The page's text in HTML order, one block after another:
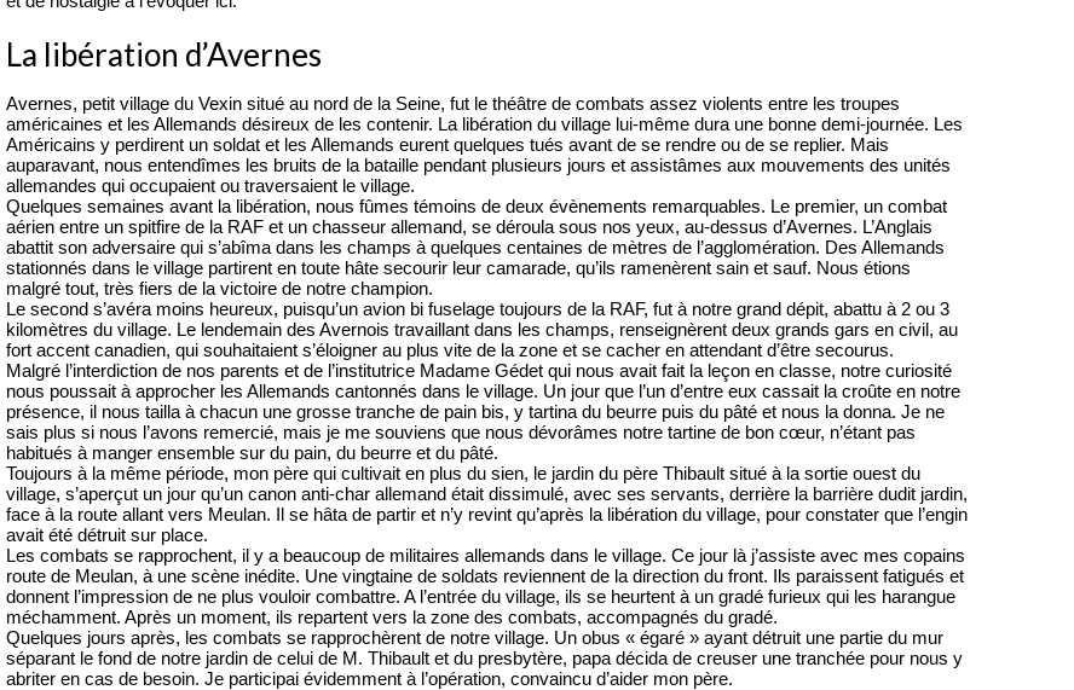
La libération d’Avernes
Avernes, petit village du Vexin situé au nord de la Seine, fut le théâtre de combats assez violents entre les troupes
américaines et les Allemands désireux de les contenir. La libération du village lui-même dura une bonne demi-journée. Les
Américains y perdirent un soldat et les Allemands eurent quelques tués avant de se rendre ou de se replier. Mais
auparavant, nous entendîmes les bruits de la bataille pendant plusieurs jours et assistâmes aux mouvements des unités
allemandes qui occupaient ou traversaient le village.
Quelques semaines avant la libération, nous fûmes témoins de deux évènements remarquables. Le premier, un combat
aérien entre un spitfire de la RAF et un chasseur allemand, se déroula sous nos yeux, au-dessus d’Avernes. L’Anglais
abattit son adversaire qui s’abîma dans les champs à quelques centaines de mètres de l’agglomération. Des Allemands
stationnés dans le village partirent en toute hâte secourir leur camarade, qu’ils ramenèrent sain et sauf. Nous étions
malgré tout, très fiers de la victoire de notre champion.
Le second s’avéra moins heureux, puisqu’un avion bi fuselage toujours de la RAF, fut à notre grand dépit, abattu à 2 ou 3
kilomètres du village. Le lendemain des Avernois travaillant dans les champs, renseignèrent deux grands gars en civil, au
fort accent canadien, qui souhaitaient s’éloigner au plus vite de la zone et se cacher en attendant d’être secourus.
Malgré l’interdiction de nos parents et de l’institutrice Madame Gédet qui nous avait fait la leçon en classe, notre curiosité
nous poussait à approcher les Allemands cantonnés dans le village. Un jour que l’un d’entre eux cassait la croûte en notre
présence, il nous tailla à chacun une grosse tranche de pain bis, y tartina du beurre puis du pâté et nous la donna. Je ne
sais plus si nous l’avons remercié, mais je me souviens que nous dévorâmes notre tartine de bon cœur, n’étant pas
habitués à manger ensemble sur du pain, du beurre et du pâté.
Toujours à la même période, mon père qui cultivait en plus du sien, le jardin du père Thibault situé à la sortie ouest du
village, s’aperçut un jour qu’un canon anti-char allemand était dissimulé, avec ses servants, derrière la barrière dudit jardin,
face à la route allant vers Meulan. Il se hâta de partir et n’y revint qu’après la libération du village, pour constater que l’engin
avait été détruit sur place.
Les combats se rapprochent, il y a beaucoup de militaires allemands dans le village. Ce jour là j’assiste avec mes copains
route de Meulan, à une scène inédite. Une vingtaine de soldats reviennent de la direction du front. Ils paraissent fatigués et
donnent l’impression de ne plus vouloir combattre. A l’entrée du village, ils se heurtent à un gradé furieux qui les harangue
méchamment. Après un moment, ils repartent vers la zone des combats, accompagnés du gradé.
Quelques jours après, les combats se rapprochèrent de notre village. Un obus « égaré » ayant détruit une partie du mur
séparant le fond de notre jardin de celui de M. Thibault et du presbytère, papa décida de creuser une tranchée pour nous y
abriter en cas de besoin. Je participai évidemment à l’opération, convaincu d’aider mon père.